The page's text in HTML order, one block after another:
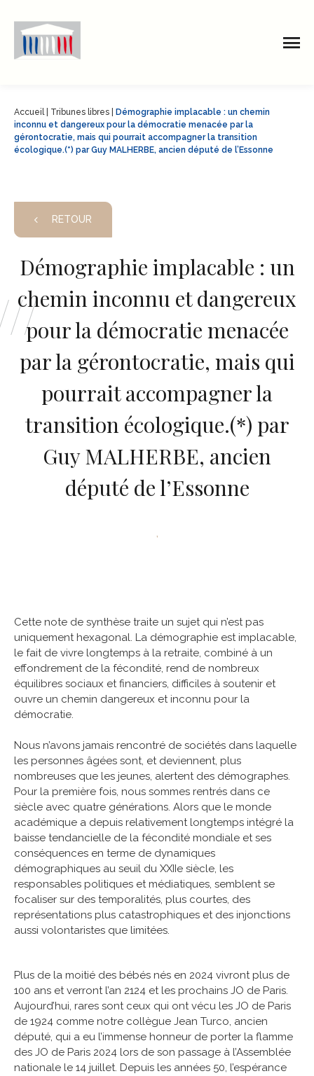
Accueil| Tribunes libres
Démographie implacable : un chemin
inconnu et dangereux pour la démocratie menacée par la
gérontocratie, mais qui pourrait accompagner la transition
écologique.(*) par Guy MALHERBE, ancien député de l’Essonne
RETOUR
Démographie implacable : un
chemin inconnu et dangereux
pour la démocratie menacée
par la gérontocratie, mais qui
pourrait accompagner la
transition écologique.(*) par
Guy MALHERBE, ancien
député de l’Essonne
,
Cette note de synthèse traite un sujet qui n’est pas
uniquement hexagonal. La démographie est implacable,
le fait de vivre longtemps à la retraite, combiné à un
effondrement de la fécondité, rend de nombreux
équilibres sociaux et financiers, difficiles à soutenir et
ouvre un chemin dangereux et inconnu pour la
démocratie.
Nous n’avons jamais rencontré de sociétés dans laquelle
les personnes âgées sont, et deviennent, plus
nombreuses que les jeunes, alertent des démographes.
Pour la première fois, nous sommes rentrés dans ce
siècle avec quatre générations. Alors que le monde
académique a depuis relativement longtemps intégré la
baisse tendancielle de la fécondité mondiale et ses
conséquences en terme de dynamiques
démographiques au seuil du XXIIe siècle, les
responsables politiques et médiatiques, semblent se
focaliser sur des temporalités, plus courtes, des
représentations plus catastrophiques et des injonctions
aussi volontaristes que limitées.
Plus de la moitié des bébés nés en 2024 vivront plus de
100 ans et verront l’an 2124 et les prochains JO de Paris.
Aujourd’hui, rares sont ceux qui ont vécu les JO de Paris
de 1924 comme notre collègue Jean Turco, ancien
député, qui a eu l’immense honneur de porter la flamme
des JO de Paris 2024 lors de son passage à l’Assemblée
nationale le 14 juillet. Depuis les années 50, l’espérance